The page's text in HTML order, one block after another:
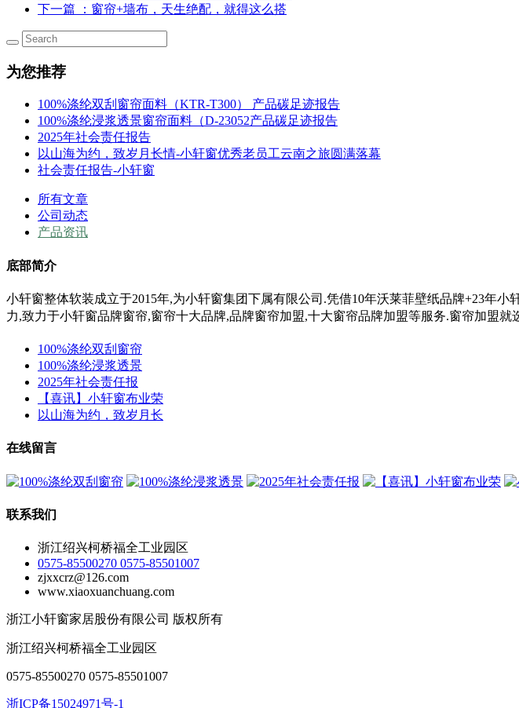
下一篇
：窗帘+墙布，天生绝配，就得这么搭
为您推荐
100%涤纶双刮窗帘面料（KTR-T300） 产品碳足迹报告
100%涤纶浸浆透景窗帘面料（D-23052产品碳足迹报告
2025年社会责任报告
以山海为约，致岁月长情-小轩窗优秀老员工云南之旅圆满落幕
社会责任报告-小轩窗
所有文章
公司动态
产品资讯
底部简介
小轩窗整体软装成立于2015年,为小轩窗集团下属有限公司.凭借10年沃莱菲壁纸品牌+23年
力,致力于小轩窗品牌窗帘,窗帘十大品牌,品牌窗帘加盟,十大窗帘品牌加盟等服务.窗帘加盟就
100%涤纶双刮窗帘
100%涤纶浸浆透景
2025年社会责任报
【喜讯】小轩窗布业荣
以山海为约，致岁月长
在线留言
联系我们
浙江绍兴柯桥福全工业园区
0575-85500270 0575-85501007
zjxxcrz@126.com
www.xiaoxuanchuang.com
浙江小轩窗家居股份有限公司 版权所有
浙江绍兴柯桥福全工业园区
0575-85500270 0575-85501007
浙ICP备15024971号-1